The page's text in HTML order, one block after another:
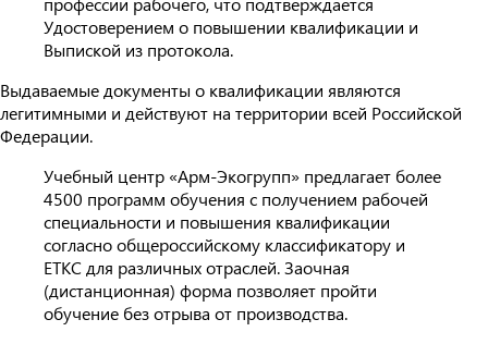
Удостоверением о повышении квалификации и
Выпиской из протокола.
Выдаваемые документы о квалификации являются
легитимными и действуют на территории всей Российской
Федерации.
Учебный центр «Арм-Экогрупп» предлагает более
4500 программ обучения с получением рабочей
специальности и повышения квалификации
согласно общероссийскому классификатору и
ЕТКС для различных отраслей. Заочная
(дистанционная) форма позволяет пройти
обучение без отрыва от производства.